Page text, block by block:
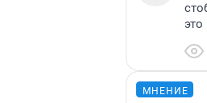
МНЕНИЕ